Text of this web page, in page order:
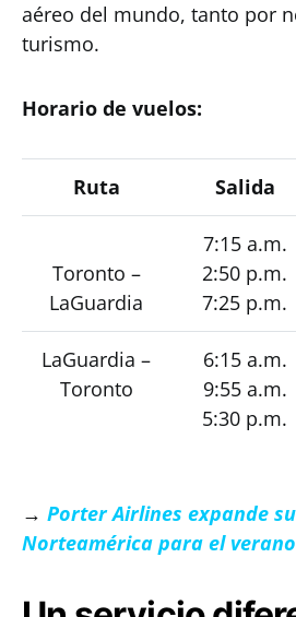
aéreo del mundo, tanto por
turismo.
Horario de vuelos:
Ruta Salida
Toronto –
LaGuardia
7:15 a.m.
2:50 p.m.
7:25 p.m.
LaGuardia –
Toronto
6:15 a.m.
9:55 a.m.
5:30 p.m.
→ Porter Airlines expande
Norteamérica para el verano